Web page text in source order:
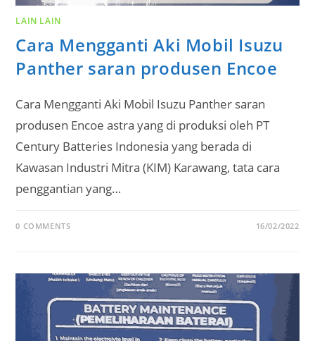
LAIN LAIN
Cara Mengganti Aki Mobil Isuzu
Panther saran produsen Encoe
Cara Mengganti Aki Mobil Isuzu Panther saran
produsen Encoe astra yang di produksi oleh PT
Century Batteries Indonesia yang berada di
Kawasan Industri Mitra (KIM) Karawang, tata cara
penggantian yang…
0 COMMENTS 16/02/2022